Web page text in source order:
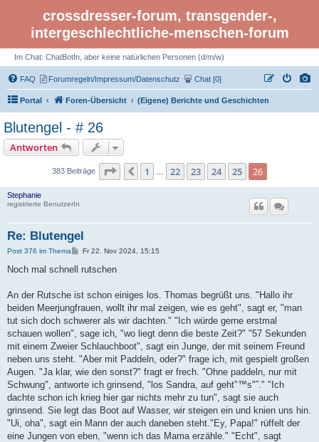
crossdresser-forum, transgender-,
intergeschlechtliche-menschen-forum
Im Chat: ChatBotIn, aber keine natürlichen Personen (d/m/w)
FAQ Forumregeln/Impressum/Datenschutz Chat [0]
Portal Foren-Übersicht (Eigene) Berichte und Geschichten
Blutengel - # 26
Antworten
383 Beiträge Seite 26 von 26
Vorherige
1 22 23 24 25 26
Stephanie
registrierte BenutzerIn
Re: Blutengel
Post 376 im Thema
B
a
Fr 22. Nov 2024, 15:15
Noch mal schnell rutschen
An der Rutsche ist schon einiges los. Thomas begrüßt uns. "Hallo ihr
beiden Meerjungfrauen, wollt ihr mal zeigen, wie es geht", sagt er, "man
tut sich doch schwerer als wir dachten." "Ich würde gerne erstmal
schauen wollen", sage ich, "wo liegt denn die beste Zeit?" "57 Sekunden
mit einem Zweier Schlauchboot", sagt ein Junge, der mit seinem Freund
neben uns steht. "Aber mit Paddeln, oder?" frage ich, mit gespielt großen
Augen. "Ja klar, wie den sonst?" fragt er frech. "Ohne paddeln, nur mit
Schwung", antworte ich grinsend, "los Sandra, auf geht"™s"˜." "Ich
dachte schon ich krieg hier gar nichts mehr zu tun", sagt sie auch
grinsend. Sie legt das Boot auf Wasser, wir steigen ein und knien uns hin.
"Ui, oha", sagt ein Mann der auch daneben steht."Ey, Papa!" rüffelt der
eine Jungen von eben, "wenn ich das Mama erzähle." "Echt", sagt